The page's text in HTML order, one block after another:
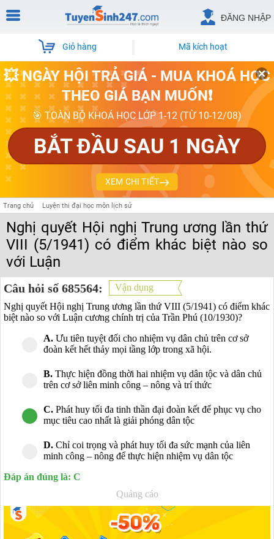
ĐĂNG NHẬP
Giỏ hàng Mã kích hoạt
💥 NGÀY HỘI TRẢ GIÁ - MUA KHOÁ HỌC
THEO GIÁ BẠN MUỐN❗
🎯 TOÀN BỘ KHOÁ HỌC LỚP 1-12 (TỪ 10-12/08)
BẮT ĐẦU SAU 1 NGÀY
XEM CHI TIẾT
Trang chủ Luyện thi đại học môn lịch sử
Nghị quyết Hội nghị Trung ương lần thứ
VIII (5/1941) có điểm khác biệt nào so
với Luận
Câu hỏi số 685564:
Vận dụng
Nghị quyết Hội nghị Trung ương lần thứ VIII (5/1941) có điểm khác
biệt nào so với Luận cương chính trị của Trần Phú (10/1930)?
A. Ưu tiên tuyệt đối cho nhiệm vụ dân chủ trên cơ sở
đoàn kết hết thảy mọi tầng lớp trong xã hội.
B. Thực hiện đồng thời hai nhiệm vụ dân tộc và dân chủ
trên cơ sở liên minh công – nông và trí thức
C. Phát huy tối đa tinh thần đại đoàn kết để phục vụ cho
mục tiêu cao nhất là giải phóng dân tộc
D. Chỉ coi trọng và phát huy tối đa sức mạnh của liên
minh công – nông để thực hiện nhiệm vụ dân tộc
Đáp án đúng là: C
Quảng cáo